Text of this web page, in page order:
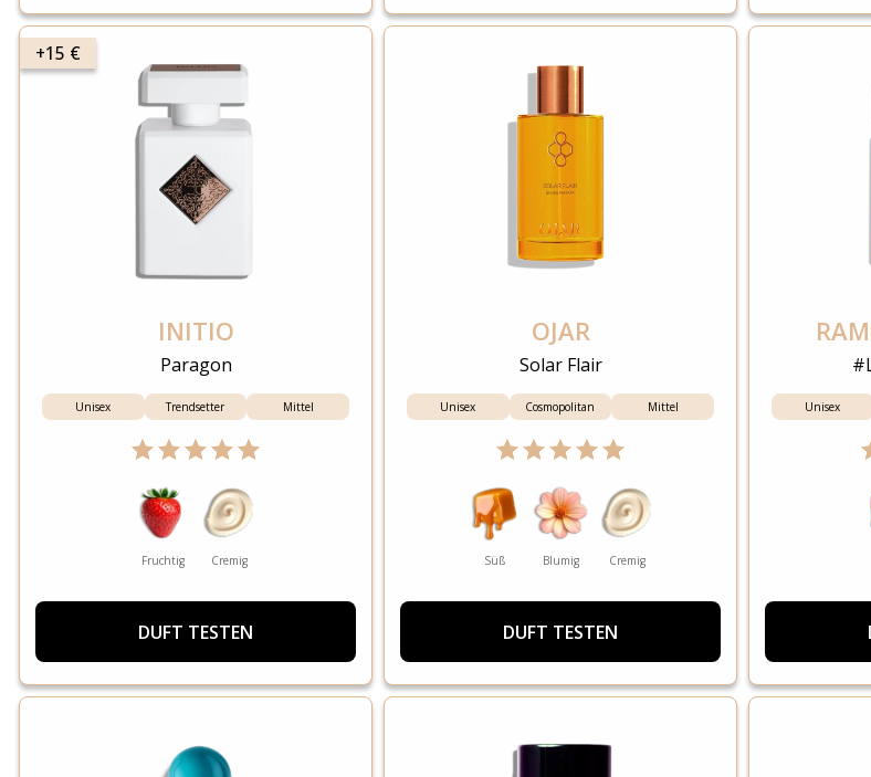
+15 €
INITIO
Paragon
Unisex Trendsetter Mittel
Fruchtig Cremig
DUFT TESTEN
OJAR
Solar Flair
Unisex Cosmopolitan Mittel
Süß Blumig Cremig
DUFT TESTEN
Unisex